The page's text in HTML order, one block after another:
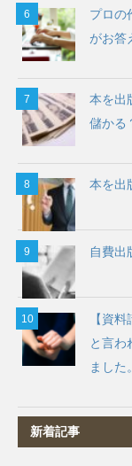
プロの
がお答
本を出
儲かる
本を出
自費出
【資
と言わ
ました。
新着記事